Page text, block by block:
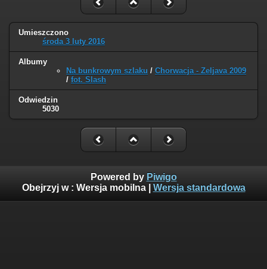
Umieszczono
środa 3 luty 2016
Albumy
Na bunkrowym szlaku / Chorwacja - Zeljava 2009
/ fot. Slash
Odwiedzin
5030
Powered by Piwigo
Obejrzyj w : Wersja mobilna| Wersja standardowa